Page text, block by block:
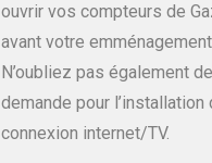
ouvrir vos compteurs de
avant votre
N’oubliez pas également
demande pour l’installation
connexion internet/TV.